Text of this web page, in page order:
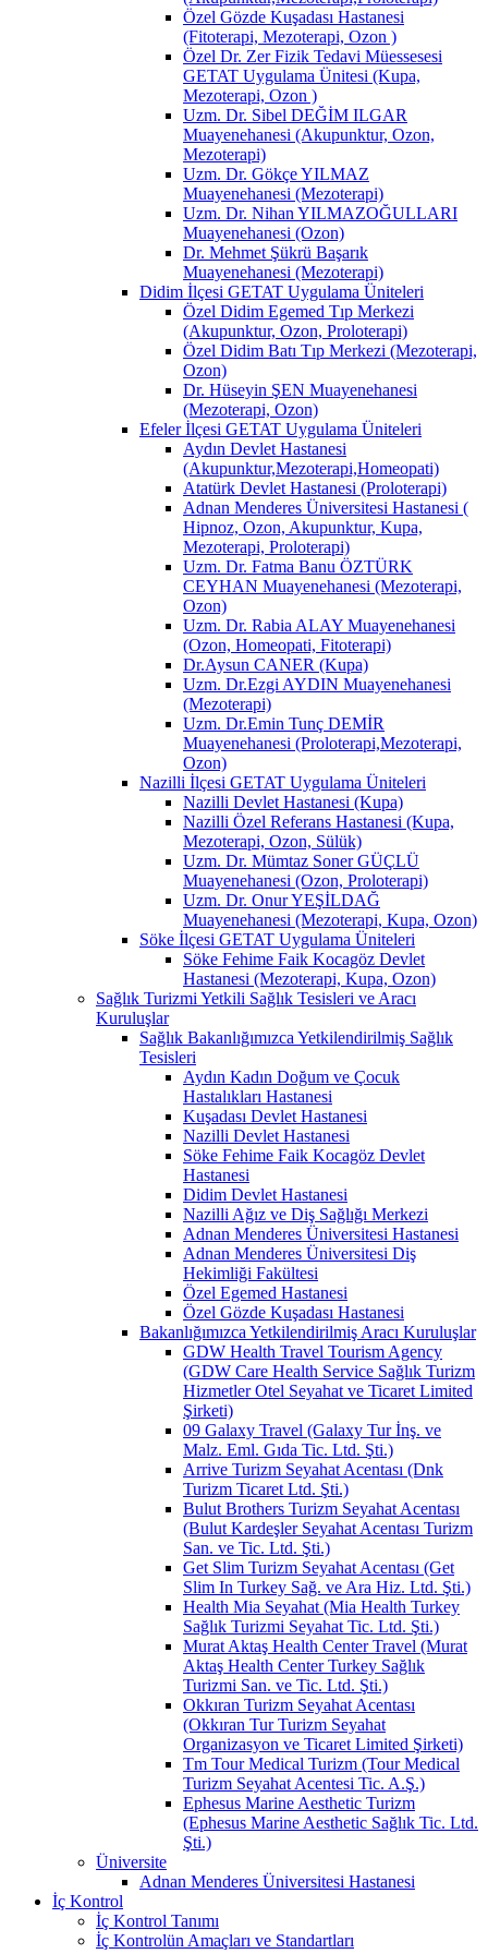
Özel Gözde Kuşadası Hastanesi
(Fitoterapi, Mezoterapi, Ozon )
Özel Dr. Zer Fizik Tedavi Müessesesi
GETAT Uygulama Ünitesi (Kupa,
Mezoterapi, Ozon )
Uzm. Dr. Sibel DEĞİM ILGAR
Muayenehanesi (Akupunktur, Ozon,
Mezoterapi)
Uzm. Dr. Gökçe YILMAZ
Muayenehanesi (Mezoterapi)
Uzm. Dr. Nihan YILMAZOĞULLARI
Muayenehanesi (Ozon)
Dr. Mehmet Şükrü Başarık
Muayenehanesi (Mezoterapi)
Didim İlçesi GETAT Uygulama Üniteleri
Özel Didim Egemed Tıp Merkezi
(Akupunktur, Ozon, Proloterapi)
Özel Didim Batı Tıp Merkezi (Mezoterapi,
Ozon)
Dr. Hüseyin ŞEN Muayenehanesi
(Mezoterapi, Ozon)
Efeler İlçesi GETAT Uygulama Üniteleri
Aydın Devlet Hastanesi
(Akupunktur,Mezoterapi,Homeopati)
Atatürk Devlet Hastanesi (Proloterapi)
Adnan Menderes Üniversitesi Hastanesi (
Hipnoz, Ozon, Akupunktur, Kupa,
Mezoterapi, Proloterapi)
Uzm. Dr. Fatma Banu ÖZTÜRK
CEYHAN Muayenehanesi (Mezoterapi,
Ozon)
Uzm. Dr. Rabia ALAY Muayenehanesi
(Ozon, Homeopati, Fitoterapi)
Dr.Aysun CANER (Kupa)
Uzm. Dr.Ezgi AYDIN Muayenehanesi
(Mezoterapi)
Uzm. Dr.Emin Tunç DEMİR
Muayenehanesi (Proloterapi,Mezoterapi,
Ozon)
Nazilli İlçesi GETAT Uygulama Üniteleri
Nazilli Devlet Hastanesi (Kupa)
Nazilli Özel Referans Hastanesi (Kupa,
Mezoterapi, Ozon, Sülük)
Uzm. Dr. Mümtaz Soner GÜÇLÜ
Muayenehanesi (Ozon, Proloterapi)
Uzm. Dr. Onur YEŞİLDAĞ
Muayenehanesi (Mezoterapi, Kupa, Ozon)
Söke İlçesi GETAT Uygulama Üniteleri
Söke Fehime Faik Kocagöz Devlet
Hastanesi (Mezoterapi, Kupa, Ozon)
Sağlık Turizmi Yetkili Sağlık Tesisleri ve Aracı
Kuruluşlar
Sağlık Bakanlığımızca Yetkilendirilmiş Sağlık
Tesisleri
Aydın Kadın Doğum ve Çocuk
Hastalıkları Hastanesi
Kuşadası Devlet Hastanesi
Nazilli Devlet Hastanesi
Söke Fehime Faik Kocagöz Devlet
Hastanesi
Didim Devlet Hastanesi
Nazilli Ağız ve Diş Sağlığı Merkezi
Adnan Menderes Üniversitesi Hastanesi
Adnan Menderes Üniversitesi Diş
Hekimliği Fakültesi
Özel Egemed Hastanesi
Özel Gözde Kuşadası Hastanesi
Bakanlığımızca Yetkilendirilmiş Aracı Kuruluşlar
GDW Health Travel Tourism Agency
(GDW Care Health Service Sağlık Turizm
Hizmetler Otel Seyahat ve Ticaret Limited
Şirketi)
09 Galaxy Travel (Galaxy Tur İnş. ve
Malz. Eml. Gıda Tic. Ltd. Şti.)
Arrive Turizm Seyahat Acentası (Dnk
Turizm Ticaret Ltd. Şti.)
Bulut Brothers Turizm Seyahat Acentası
(Bulut Kardeşler Seyahat Acentası Turizm
San. ve Tic. Ltd. Şti.)
Get Slim Turizm Seyahat Acentası (Get
Slim In Turkey Sağ. ve Ara Hiz. Ltd. Şti.)
Health Mia Seyahat (Mia Health Turkey
Sağlık Turizmi Seyahat Tic. Ltd. Şti.)
Murat Aktaş Health Center Travel (Murat
Aktaş Health Center Turkey Sağlık
Turizmi San. ve Tic. Ltd. Şti.)
Okkıran Turizm Seyahat Acentası
(Okkıran Tur Turizm Seyahat
Organizasyon ve Ticaret Limited Şirketi)
Tm Tour Medical Turizm (Tour Medical
Turizm Seyahat Acentesi Tic. A.Ş.)
Ephesus Marine Aesthetic Turizm
(Ephesus Marine Aesthetic Sağlık Tic. Ltd.
Şti.)
Üniversite
Adnan Menderes Üniversitesi Hastanesi
İç Kontrol
İç Kontrol Tanımı
İç Kontrolün Amaçları ve Standartları